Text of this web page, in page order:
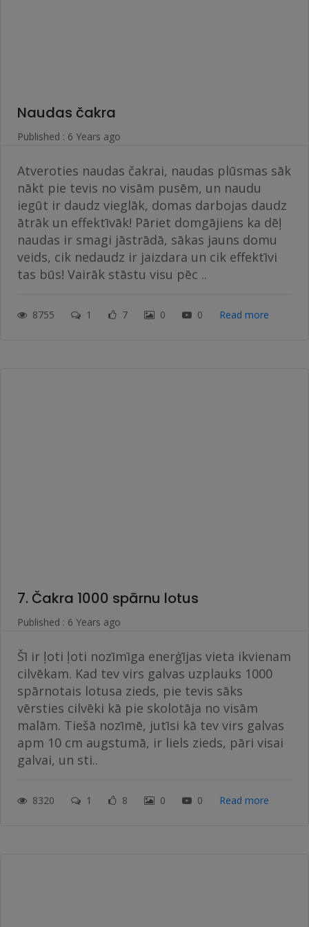
Naudas čakra
Published : 6 Years ago
Atveroties naudas čakrai, naudas plūsmas sāk
nākt pie tevis no visām pusēm, un naudu
iegūt ir daudz vieglāk, domas darbojas daudz
ātrāk un effektīvāk! Pāriet domgājiens ka dēļ
naudas ir smagi jāstrādā, sākas jauns domu
veids, cik nedaudz ir jaizdara un cik effektīvi
tas būs! Vairāk stāstu visu pēc ..
8755 1 7 0 0 Read more
7. Čakra 1000 spārnu lotus
Published : 6 Years ago
Šī ir ļoti ļoti nozīmīga enerģījas vieta ikvienam
cilvēkam. Kad tev virs galvas uzplauks 1000
spārnotais lotusa zieds, pie tevis sāks
vērsties cilvēki kā pie skolotāja no visām
malām. Tiešā nozīmē, jutīsi kā tev virs galvas
apm 10 cm augstumā, ir liels zieds, pāri visai
galvai, un sti..
8320 1 8 0 0 Read more